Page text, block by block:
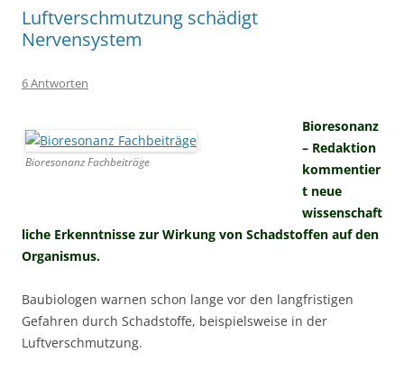
Luftverschmutzung schädigt
Nervensystem
6 Antworten
Bioresonanz Fachbeiträge
Bioresonanz
– Redaktion
kommentier
t neue
wissenschaft
liche Erkenntnisse zur Wirkung von Schadstoffen auf den
Organismus.
Baubiologen warnen schon lange vor den langfristigen
Gefahren durch Schadstoffe, beispielsweise in der
Luftverschmutzung.